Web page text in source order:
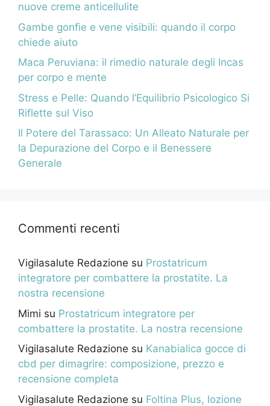
nuove creme anticellulite
Gambe gonfie e vene visibili: quando il corpo
chiede aiuto
Maca Peruviana: il rimedio naturale degli Incas
per corpo e mente
Stress e Pelle: Quando l’Equilibrio Psicologico Si
Riflette sul Viso
Il Potere del Tarassaco: Un Alleato Naturale per
la Depurazione del Corpo e il Benessere
Generale
Commenti recenti
Vigilasalute Redazione su Prostatricum
integratore per combattere la prostatite. La
nostra recensione
Mimi su Prostatricum integratore per
combattere la prostatite. La nostra recensione
Vigilasalute Redazione su Kanabialica gocce di
cbd per dimagrire: composizione, prezzo e
recensione completa
Vigilasalute Redazione su Foltina Plus, lozione